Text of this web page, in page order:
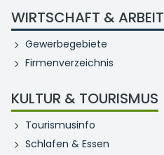
WIRTSCHAFT & ARBEIT
Gewerbegebiete
Firmenverzeichnis
KULTUR & TOURISMUS
Tourismusinfo
Schlafen & Essen